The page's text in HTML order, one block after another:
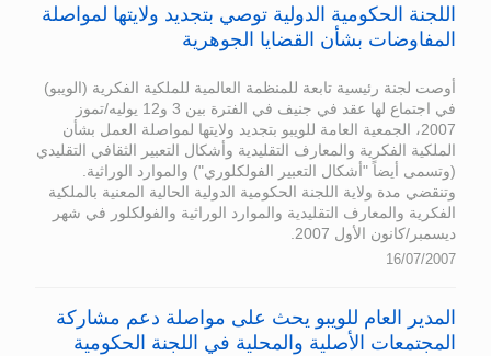
اللجنة الحكومية الدولية توصي بتجديد ولايتها لمواصلة
المفاوضات بشأن القضايا الجوهرية
أوصت لجنة رئيسية تابعة للمنظمة العالمية للملكية الفكرية (الويبو)
في اجتماع لها عقد في جنيف في الفترة بين 3 و12 يوليه/تموز
2007، الجمعية العامة للويبو بتجديد ولايتها لمواصلة العمل بشأن
الملكية الفكرية والمعارف التقليدية وأشكال التعبير الثقافي التقليدي
(وتسمى أيضاً "أشكال التعبير الفولكلوري") والموارد الوراثية.
وتنقضي مدة ولاية اللجنة الحكومية الدولية الحالية المعنية بالملكية
الفكرية والمعارف التقليدية والموارد الوراثية والفولكلور في شهر
ديسمبر/كانون الأول 2007.
16/07/2007
المدير العام للويبو يحث على مواصلة دعم مشاركة
المجتمعات الأصلية والمحلية في اللجنة ‏الحكومية